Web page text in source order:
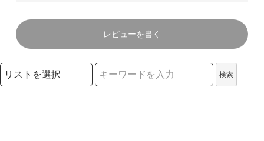
レビューを書く
検索リストの選択
検索